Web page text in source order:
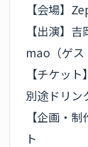
【会場】
【出演】
mao（ゲス
【チケッ
別途ドリン
【企画・
ト